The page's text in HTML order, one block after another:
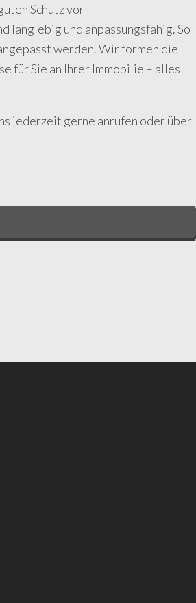
Schutz vor
und anpassungsfähig. So
werden. Wir formen die
für Sie an Ihrer Immobilie – alles
jederzeit gerne anrufen oder über